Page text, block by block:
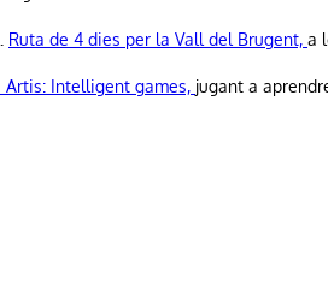
Ruta de 4 dies per la Vall del Brugent, a
Artis: Intelligent games, jugant a